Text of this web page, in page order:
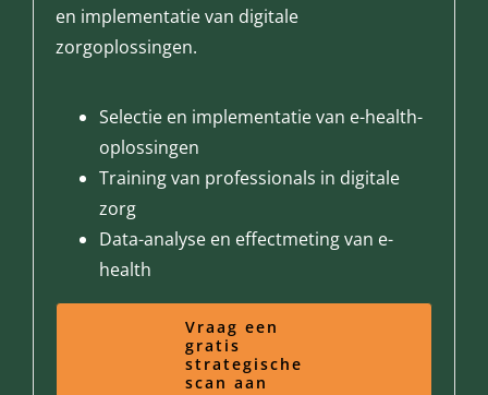
en implementatie van digitale
zorgoplossingen.
Selectie en implementatie van e-health-
oplossingen
Training van professionals in digitale
zorg
Data-analyse en effectmeting van e-
health
Vraag een
gratis
strategische
scan aan